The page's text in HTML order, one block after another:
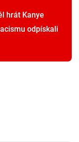
hrát Kanye
odpískali